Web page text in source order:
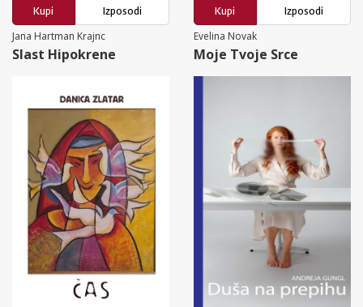
Kupi
Izposodi
Jana Hartman Krajnc
Slast Hipokrene
Kupi
Izposodi
Evelina Novak
Moje Tvoje Srce